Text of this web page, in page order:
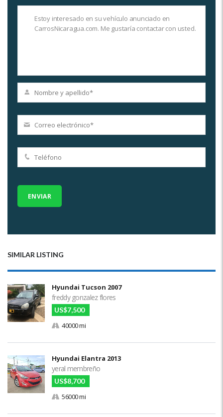
SIMILAR LISTING
Hyundai Tucson 2007
freddy gonzalez flores
US$7,500
40000 mi
Hyundai Elantra 2013
yeral membreño
US$8,700
56000 mi